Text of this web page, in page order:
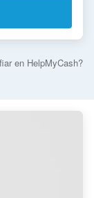
en HelpMyCash?